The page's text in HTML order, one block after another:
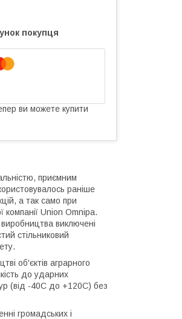
покупця
ви можете купити
приємним
раніше
а так само при
компанії Union Omnipa.
виключені
стільниковий
об'єктів аграрного
до ударних
(від -40С до +120С) без
громадських і